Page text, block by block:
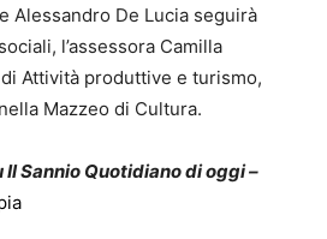
Alessandro De Lucia seguirà
l’assessora Camilla
Attività produttive e turismo,
Mazzeo di Cultura.
Il Sannio Quotidiano di oggi –